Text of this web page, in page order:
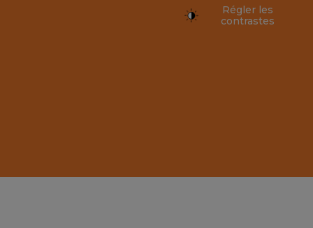
Régler les
contrastes